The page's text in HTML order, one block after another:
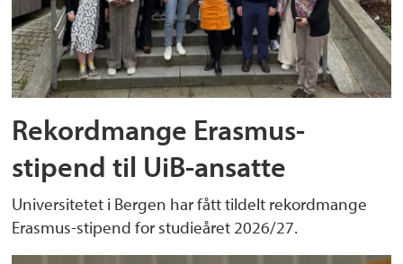
Rekordmange Erasmus-
stipend til UiB-ansatte
Universitetet i Bergen har fått tildelt rekordmange
Erasmus-stipend for studieåret 2026/27.